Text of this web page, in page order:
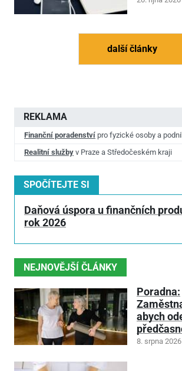
další články
REKLAMA
Finanční poradenství pro fyzické osoby a
Realitní služby v Praze a Středočeském kraji
SPOČÍTEJTE SI
Daňová úspora u finančních
rok 2026
NEJNOVĚJŠÍ ČLÁNKY
Poradna:
abych
8. srpna 2026